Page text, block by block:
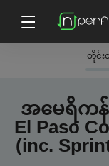
တိုင်
အမေရိကန်
El Paso
(inc.